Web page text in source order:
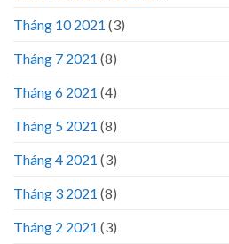
Tháng 10 2021 (3)
Tháng 7 2021 (8)
Tháng 6 2021 (4)
Tháng 5 2021 (8)
Tháng 4 2021 (3)
Tháng 3 2021 (8)
Tháng 2 2021 (3)